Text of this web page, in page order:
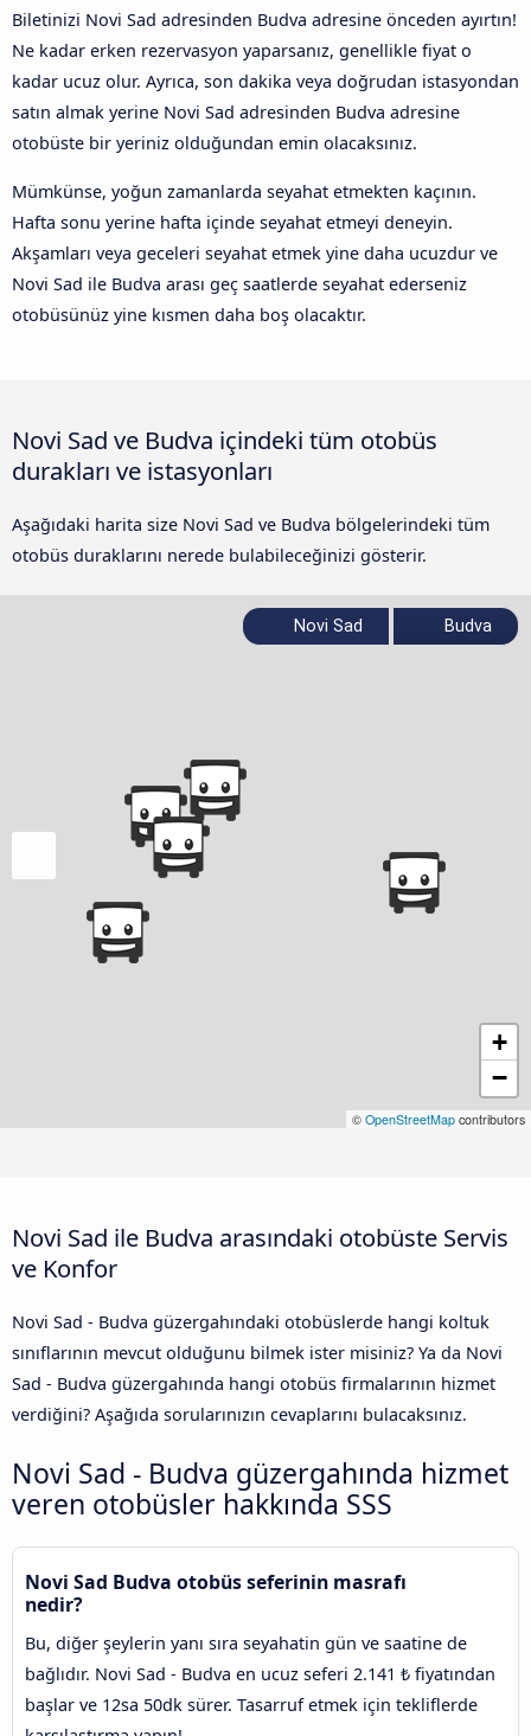
Biletinizi Novi Sad adresinden Budva adresine önceden ayırtın!
Ne kadar erken rezervasyon yaparsanız, genellikle fiyat o
kadar ucuz olur. Ayrıca, son dakika veya doğrudan istasyondan
satın almak yerine Novi Sad adresinden Budva adresine
otobüste bir yeriniz olduğundan emin olacaksınız.
Mümkünse, yoğun zamanlarda seyahat etmekten kaçının.
Hafta sonu yerine hafta içinde seyahat etmeyi deneyin.
Akşamları veya geceleri seyahat etmek yine daha ucuzdur ve
Novi Sad ile Budva arası geç saatlerde seyahat ederseniz
otobüsünüz yine kısmen daha boş olacaktır.
Novi Sad ve Budva içindeki tüm otobüs
durakları ve istasyonları
Aşağıdaki harita size Novi Sad ve Budva bölgelerindeki tüm
otobüs duraklarını nerede bulabileceğinizi gösterir.
+
−
© OpenStreetMap contributors
Novi Sad Budva
Novi Sad ile Budva arasındaki otobüste Servis
ve Konfor
Novi Sad - Budva güzergahındaki otobüslerde hangi koltuk
sınıflarının mevcut olduğunu bilmek ister misiniz? Ya da Novi
Sad - Budva güzergahında hangi otobüs firmalarının hizmet
verdiğini? Aşağıda sorularınızın cevaplarını bulacaksınız.
Novi Sad - Budva güzergahında hizmet
veren otobüsler hakkında SSS
Novi Sad Budva otobüs seferinin masrafı
nedir?
Bu, diğer şeylerin yanı sıra seyahatin gün ve saatine de
bağlıdır. Novi Sad - Budva en ucuz seferi 2.141 ₺ fiyatından
başlar ve 12sa 50dk sürer. Tasarruf etmek için tekliflerde